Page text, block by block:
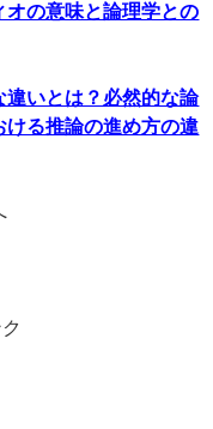
の意味と論理学との
違いとは？必然的な論
る推論の進め方の違